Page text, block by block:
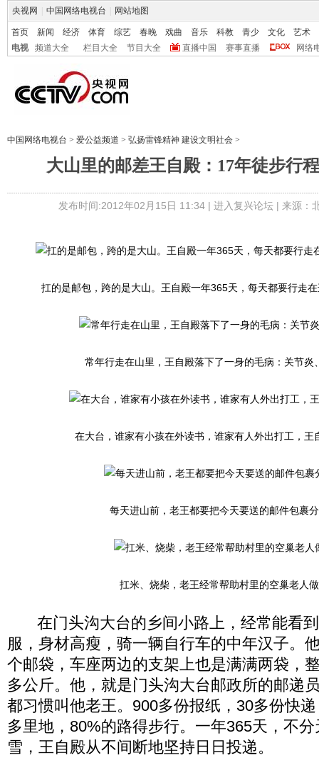
央视网 中国网络电视台 网站地图
首页 新闻 经济 体育 综艺 春晚 戏曲 音乐 科教 青少 文化
艺术
电视
频道大全 栏目大全 节目大全 直播中国 赛事直播 网络
中国网络电视台 > 爱公益频道 > 弘扬雷锋精神 建设文明社会 >
大山里的邮差王自殿：17年徒步行
发布时间:2012年02月15日 11:34 | 进入复兴论坛| 来源：
扛的是邮包，跨的是大山。王自殿一年365天，每天都要行走
常年行走在山里，王自殿落下了一身的毛病：关节
在大台，谁家有小孩在外读书，谁家有人外出打工，王
每天进山前，老王都要把今天要送的邮件包裹
扛米、烧柴，老王经常帮助村里的空巢老人
在门头沟大台的乡间小路上，经常能看到
服，身材高瘦，骑一辆自行车的中年汉子。
个邮袋，车座两边的支架上也是满满两袋，
多公斤。他，就是门头沟大台邮政所的邮递
都习惯叫他老王。900多份报纸，30多份快
多里地，80%的路得步行。一年365天，不
雪，王自殿从不间断地坚持日日投递。